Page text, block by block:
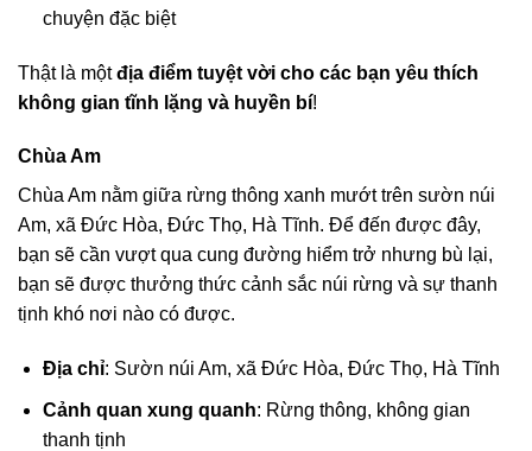
chuyện đặc biệt
Thật là mộtđịa điểm tuyệt vời cho các bạn yêu thích
không gian tĩnh lặng và huyền bí!
Chùa Am
Chùa Am nằm giữa rừng thông xanh mướt trên sườn núi
Am, xã Đức Hòa, Đức Thọ, Hà Tĩnh. Để đến được đây,
bạn sẽ cần vượt qua cung đường hiểm trở nhưng bù lại,
bạn sẽ được thưởng thức cảnh sắc núi rừng và sự thanh
tịnh khó nơi nào có được.
Địa chỉ: Sườn núi Am, xã Đức Hòa, Đức Thọ, Hà Tĩnh
Cảnh quan xung quanh: Rừng thông, không gian
thanh tịnh